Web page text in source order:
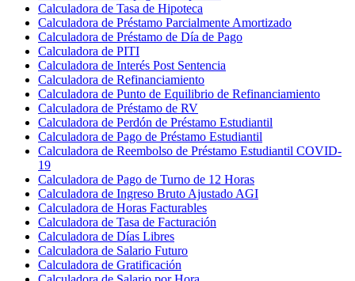
Calculadora de Tasa de Hipoteca
Calculadora de Préstamo Parcialmente Amortizado
Calculadora de Préstamo de Día de Pago
Calculadora de PITI
Calculadora de Interés Post Sentencia
Calculadora de Refinanciamiento
Calculadora de Punto de Equilibrio de Refinanciamiento
Calculadora de Préstamo de RV
Calculadora de Perdón de Préstamo Estudiantil
Calculadora de Pago de Préstamo Estudiantil
Calculadora de Reembolso de Préstamo Estudiantil COVID-
19
Calculadora de Pago de Turno de 12 Horas
Calculadora de Ingreso Bruto Ajustado AGI
Calculadora de Horas Facturables
Calculadora de Tasa de Facturación
Calculadora de Días Libres
Calculadora de Salario Futuro
Calculadora de Gratificación